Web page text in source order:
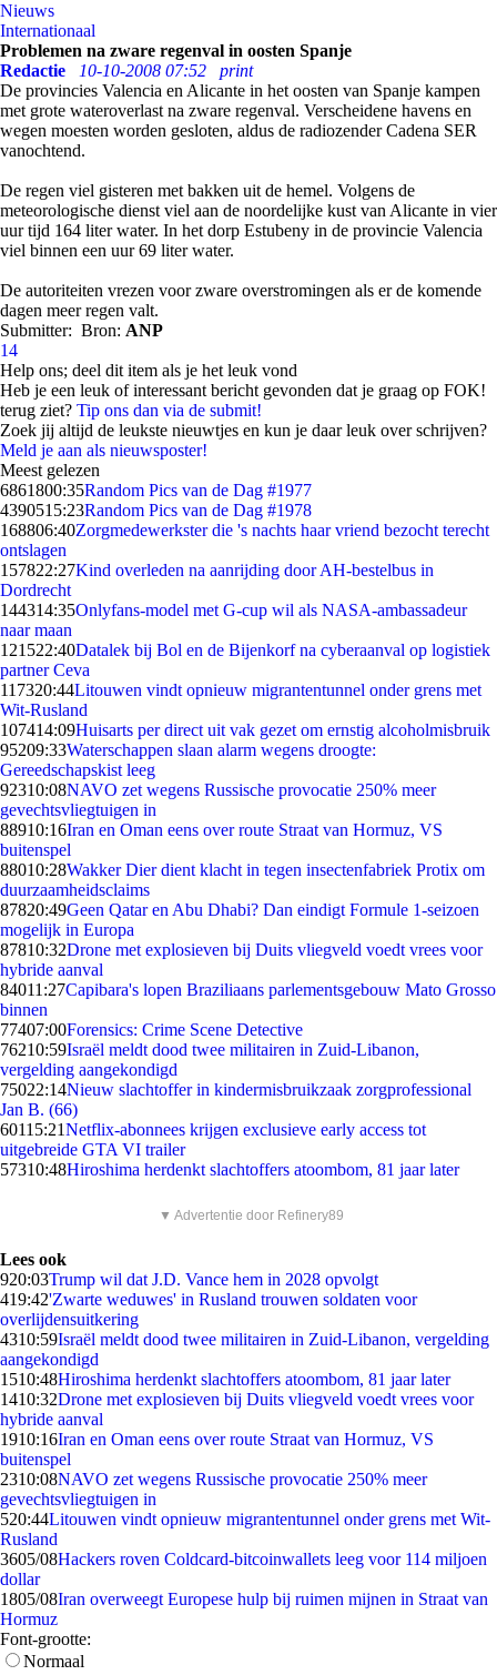
Nieuws
Internationaal
Problemen na zware regenval in oosten Spanje
Redactie
10-10-2008 07:52
print
De provincies Valencia en Alicante in het oosten van Spanje kampen
met grote wateroverlast na zware regenval. Verscheidene havens en
wegen moesten worden gesloten, aldus de radiozender Cadena SER
vanochtend.
De regen viel gisteren met bakken uit de hemel. Volgens de
meteorologische dienst viel aan de noordelijke kust van Alicante in vier
uur tijd 164 liter water. In het dorp Estubeny in de provincie Valencia
viel binnen een uur 69 liter water.
De autoriteiten vrezen voor zware overstromingen als er de komende
dagen meer regen valt.
Submitter: Bron: ANP
14
Help ons; deel dit item als je het leuk vond
Heb je een leuk of interessant bericht gevonden dat je graag op FOK!
terug ziet? Tip ons dan via de submit!
Zoek jij altijd de leukste nieuwtjes en kun je daar leuk over schrijven?
Meld je aan als nieuwsposter!
Meest gelezen
6861800:35Random Pics van de Dag #1977
4390515:23Random Pics van de Dag #1978
168806:40Zorgmedewerkster die 's nachts haar vriend bezocht terecht
ontslagen
157822:27Kind overleden na aanrijding door AH-bestelbus in
Dordrecht
144314:35Onlyfans-model met G-cup wil als NASA-ambassadeur
naar maan
121522:40Datalek bij Bol en de Bijenkorf na cyberaanval op logistiek
partner Ceva
117320:44Litouwen vindt opnieuw migrantentunnel onder grens met
Wit-Rusland
107414:09Huisarts per direct uit vak gezet om ernstig alcoholmisbruik
95209:33Waterschappen slaan alarm wegens droogte:
Gereedschapskist leeg
92310:08NAVO zet wegens Russische provocatie 250% meer
gevechtsvliegtuigen in
88910:16Iran en Oman eens over route Straat van Hormuz, VS
buitenspel
88010:28Wakker Dier dient klacht in tegen insectenfabriek Protix om
duurzaamheidsclaims
87820:49Geen Qatar en Abu Dhabi? Dan eindigt Formule 1-seizoen
mogelijk in Europa
87810:32Drone met explosieven bij Duits vliegveld voedt vrees voor
hybride aanval
84011:27Capibara's lopen Braziliaans parlementsgebouw Mato Grosso
binnen
77407:00Forensics: Crime Scene Detective
76210:59Israël meldt dood twee militairen in Zuid-Libanon,
vergelding aangekondigd
75022:14Nieuw slachtoffer in kindermisbruikzaak zorgprofessional
Jan B. (66)
60115:21Netflix-abonnees krijgen exclusieve early access tot
uitgebreide GTA VI trailer
57310:48Hiroshima herdenkt slachtoffers atoombom, 81 jaar later
▼ Advertentie door Refinery89
Lees ook
920:03Trump wil dat J.D. Vance hem in 2028 opvolgt
419:42'Zwarte weduwes' in Rusland trouwen soldaten voor
overlijdensuitkering
4310:59Israël meldt dood twee militairen in Zuid-Libanon, vergelding
aangekondigd
1510:48Hiroshima herdenkt slachtoffers atoombom, 81 jaar later
1410:32Drone met explosieven bij Duits vliegveld voedt vrees voor
hybride aanval
1910:16Iran en Oman eens over route Straat van Hormuz, VS
buitenspel
2310:08NAVO zet wegens Russische provocatie 250% meer
gevechtsvliegtuigen in
520:44Litouwen vindt opnieuw migrantentunnel onder grens met Wit-
Rusland
3605/08Hackers roven Coldcard-bitcoinwallets leeg voor 114 miljoen
dollar
1805/08Iran overweegt Europese hulp bij ruimen mijnen in Straat van
Hormuz
Font-grootte:
Normaal